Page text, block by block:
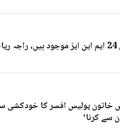
خاتون پولیس افسر کا خودکشی سے
سے کرنا‘